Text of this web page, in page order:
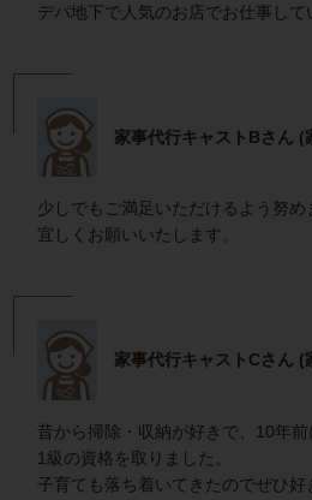
デパ地下で人気のお店でお仕事して
家事代行キャストBさん (
少しでもご満足いただけるよう努め
宜しくお願いいたします。
家事代行キャストCさん (
昔から掃除・収納が好きで、10年
1級の資格を取りました。
子育ても落ち着いてきたのでぜひ